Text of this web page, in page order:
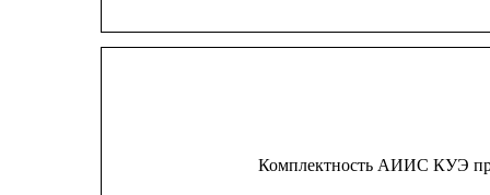
Комплектность АИИС КУЭ